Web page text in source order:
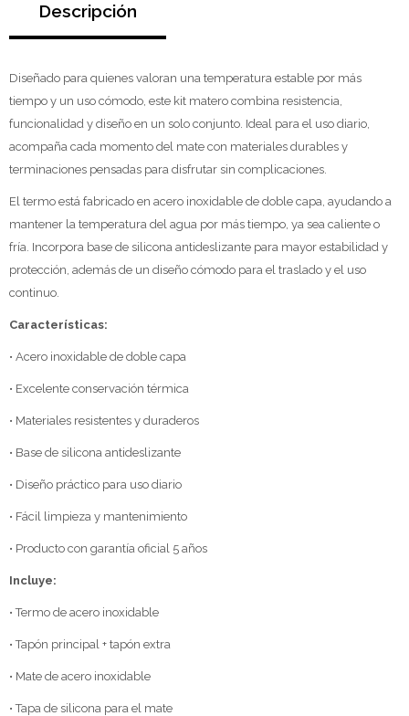
Descripción
Diseñado para quienes valoran una temperatura estable por más
tiempo y un uso cómodo, este kit matero combina resistencia,
funcionalidad y diseño en un solo conjunto. Ideal para el uso diario,
acompaña cada momento del mate con materiales durables y
terminaciones pensadas para disfrutar sin complicaciones.
El termo está fabricado en acero inoxidable de doble capa, ayudando a
mantener la temperatura del agua por más tiempo, ya sea caliente o
fría. Incorpora base de silicona antideslizante para mayor estabilidad y
protección, además de un diseño cómodo para el traslado y el uso
continuo.
Características:
• Acero inoxidable de doble capa
• Excelente conservación térmica
• Materiales resistentes y duraderos
• Base de silicona antideslizante
• Diseño práctico para uso diario
• Fácil limpieza y mantenimiento
• Producto con garantía oficial 5 años
Incluye:
• Termo de acero inoxidable
• Tapón principal + tapón extra
• Mate de acero inoxidable
• Tapa de silicona para el mate